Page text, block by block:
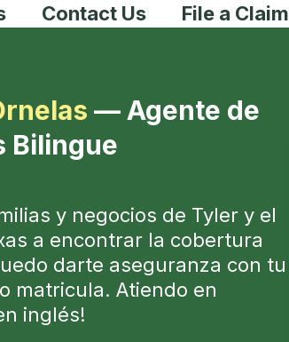
Contact Us File a Claim
— Agente de
Bilingue
y negocios de Tyler y el
a encontrar la cobertura
darte aseguranza con tu
matricula. Atiendo en
inglés!